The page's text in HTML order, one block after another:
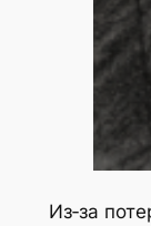
Из‑за